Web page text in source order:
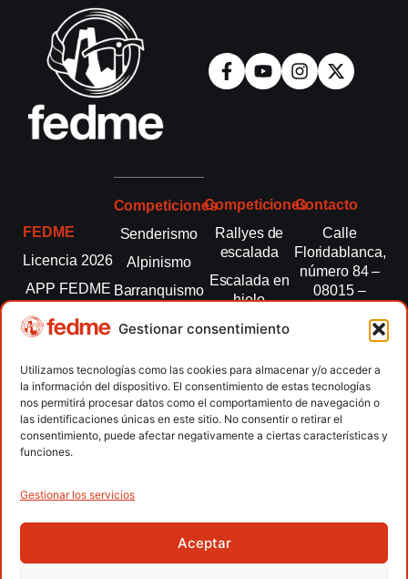
Gestionar consentimiento
Utilizamos tecnologías como las cookies para almacenar y/o acceder a
la información del dispositivo. El consentimiento de estas tecnologías
nos permitirá procesar datos como el comportamiento de navegación o
las identificaciones únicas en este sitio. No consentir o retirar el
consentimiento, puede afectar negativamente a ciertas características y
funciones.
Gestionar los servicios
Aceptar
FEDME
Licencia 2026
APP FEDME
Transparencia
autonómicas
Clubes
Contacto
Competiciones
Senderismo
Alpinismo
Barranquismo
montaña
Escalada
Escalada
paralimpica
Competiciones
Rallyes de
escalada
Escalada en
hielo
Esquí de
Marcha
Nórdica
Raquetas de
nieve
Contacto
Calle
Floridablanca,
número 84 –
08015 –
fedme@fedme.es
934 264 267
Copyright © 2026 Federación Española de Deportes de
Montaña y Escalada | Desarrollado porTOOOLS